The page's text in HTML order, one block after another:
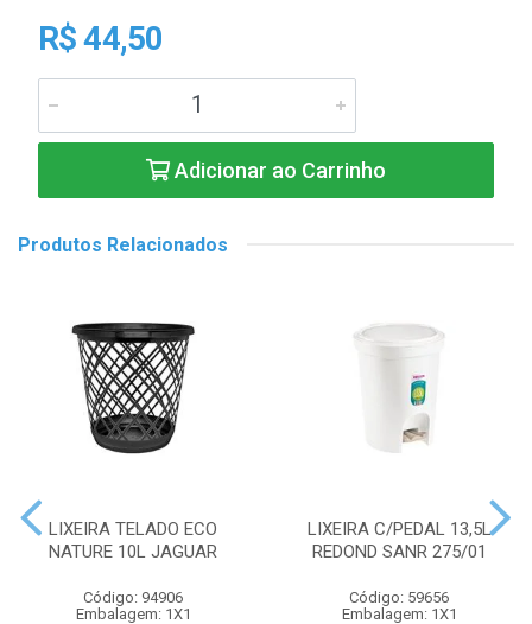
R$ 44,50
Adicionar ao Carrinho
Produtos Relacionados
LIXEIRA TELADO ECO
NATURE 10L JAGUAR
Código: 94906
Embalagem: 1X1
LIXEIRA C/PEDAL 13,5L
REDOND SANR 275/01
Código: 59656
Embalagem: 1X1